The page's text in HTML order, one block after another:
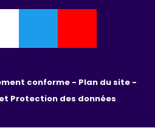
conforme -
Protection des données